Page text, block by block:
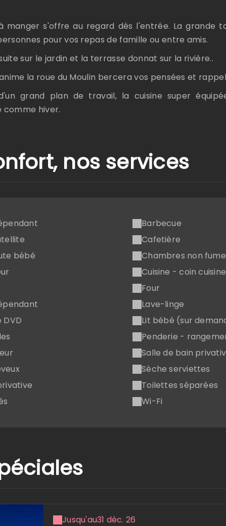
manger s'offre au regard dès l'entrée. La grande
pour vos repas de famille ou entre amis.
sur le jardin et la terrasse donnat sur la rivière..
la roue du Moulin bercera vos pensées et
grand plan de travail, la cuisine super
comme hiver.
nos services
Barbecue
Cafetière
bébé
Chambres non
Cuisine - coin cuisine
Four
Lave-linge
DVD
Lit bébé (sur
Penderie -
Salle de bain
Sèche serviettes
Toilettes séparées
Wi-Fi
Jusqu'au31 déc. 26